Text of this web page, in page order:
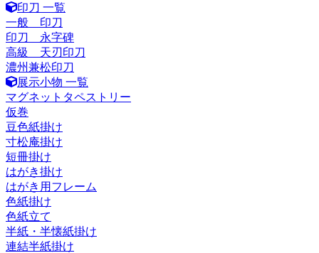
印刀 一覧
一般 印刀
印刀 永字碑
高級 天刃印刀
濃州兼松印刀
展示小物 一覧
マグネットタペストリー
仮巻
豆色紙掛け
寸松庵掛け
短冊掛け
はがき掛け
はがき用フレーム
色紙掛け
色紙立て
半紙・半懐紙掛け
連結半紙掛け